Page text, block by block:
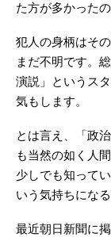
た方が多かった
犯人の身柄はそ
まだ不明です。
演説」というス
気もします。
とは言え、「政
も当然の如く人
少しでも知って
いう気持ちにな
最近朝日新聞に